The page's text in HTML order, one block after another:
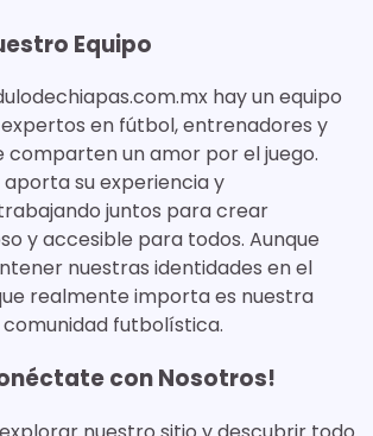
Equipo
hay un equipo
en fútbol, entrenadores y
comparten un amor por el juego.
su experiencia y
juntos para crear
y accesible para todos. Aunque
nuestras identidades en el
realmente importa es nuestra
futbolística.
con Nosotros!